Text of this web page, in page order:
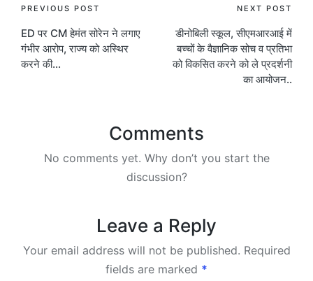
Post
navigation
PREVIOUS POST
ED पर CM हेमंत सोरेन ने लगाए
गंभीर आरोप, राज्य को अस्थिर
करने की…
NEXT POST
डीनोबिली स्कूल, सीएमआरआई में
बच्चों के वैज्ञानिक सोच व प्रतिभा
को विकसित करने को ले प्रदर्शनी
का आयोजन..
Comments
No comments yet. Why don’t you start the
discussion?
Leave a Reply
Your email address will not be published. Required
fields are marked *